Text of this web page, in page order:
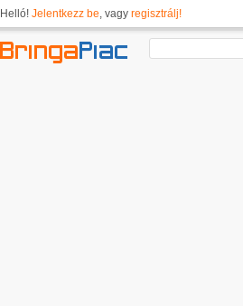
Helló! Jelentkezz be, vagy regisztrálj!